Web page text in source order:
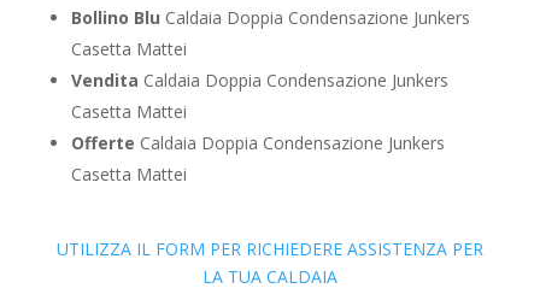
Bollino Blu Caldaia Doppia Condensazione Junkers
Casetta Mattei
Vendita Caldaia Doppia Condensazione Junkers
Casetta Mattei
Offerte Caldaia Doppia Condensazione Junkers
Casetta Mattei
UTILIZZA IL FORM PER RICHIEDERE ASSISTENZA PER
LA TUA CALDAIA